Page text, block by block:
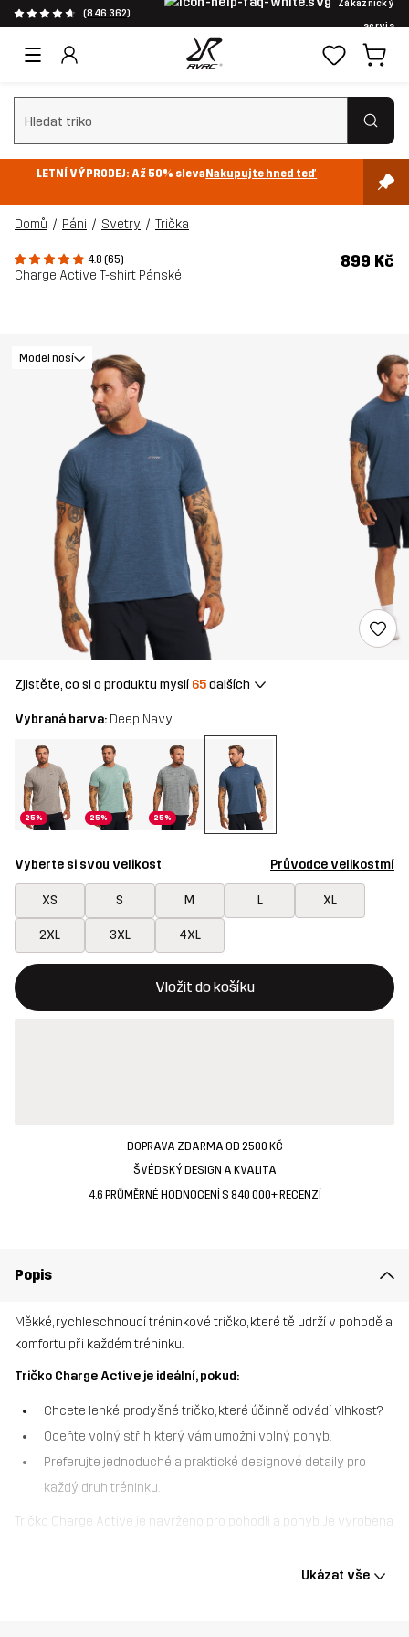
(846 362)
Zákaznický
servis
Vymazat vyhledávání
LETNÍ VÝPRODEJ: Až 50% slevaNakupujte hned teď
Domů Páni Svetry Trička
4.8 (65)
Charge Active T-shirt Pánské
899 Kč
Model nosí
Zjistěte, co si o produktu myslí 65dalších
Vybraná barva: Deep Navy
25% 25% 25%
Vyberte si svou velikost Průvodce velikostmí
XS S M L XL
2XL 3XL 4XL
Vložit do košíku
Toto tlačítko otevře modální potvrzení nové položky v
{{size}} není k dispozici
DOPRAVA ZDARMA OD 2500 KČ
ŠVÉDSKÝ DESIGN A KVALITA
4,6 PRŮMĚRNÉ HODNOCENÍ S 840 000+ RECENZÍ
Popis
Měkké, rychleschnoucí tréninkové tričko, které tě udrží v pohodě a
komfortu při každém tréninku.
Tričko Charge Active je ideální, pokud:
Chcete lehké, prodyšné tričko, které účinně odvádí vlhkost?
Oceňte volný střih, který vám umožní volný pohyb.
Preferujte jednoduché a praktické designové detaily pro
každý druh tréninku.
Tričko Charge Active je navrženo pro pohodlí a pohyb. Je vyrobena
odvádí pot a udrží vás v suchu i během intenzivních tréninků.
Ukázat vše